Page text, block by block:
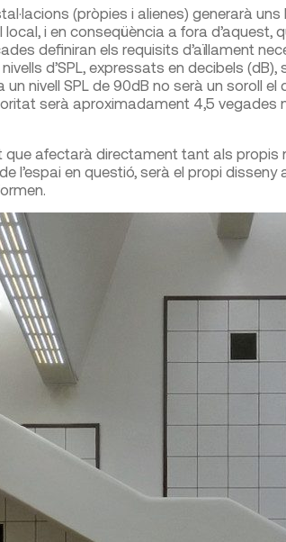
(pròpies i alienes) generarà uns
i en conseqüència a fora d’aquest,
definiran els requisits d’aïllament
d’SPL, expressats en decibels
nivell SPL de 90dB no serà un soroll el
serà aproximadament 4,5 vegades
afectarà directament tant als propis
l’espai en questió, serà el propi disseny